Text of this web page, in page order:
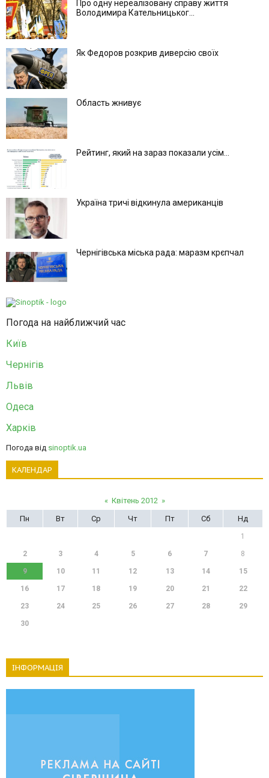
Про одну нереалізовану справу життя
Володимира Кательницьког...
Як Федоров розкрив диверсію своїх
Область жнивує
Рейтинг, який на зараз показали усім...
Україна тричі відкинула американців
Чернігівська міська рада: маразм крєпчал
Погода на найближчий час
Київ
Чернігів
Львів
Одеса
Харків
Погода від sinoptik.ua
КАЛЕНДАР
« Квітень 2012 »
Пн
Вт Ср Чт Пт Сб Нд
1
2 3 4 5 6 7 8
9 10 11 12 13 14 15
16 17 18 19 20 21 22
23 24 25 26 27 28 29
30
ІНФОРМАЦІЯ